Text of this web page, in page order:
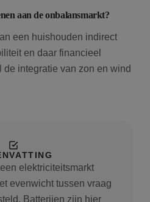
aan de onbalansmarkt?
een huishouden indirect
en daar financieel
integratie van zon en wind
elektriciteitsmarkt
evenwicht tussen vraag
Batterijen zijn hier